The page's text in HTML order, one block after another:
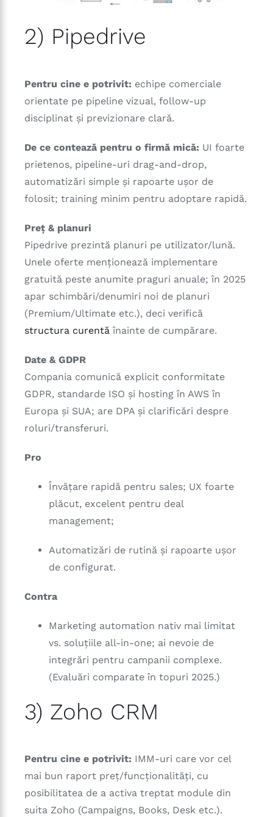
2) Pipedrive
Pentru cine e potrivit: echipe comerciale
orientate pe pipeline vizual, follow-up
disciplinat și previzionare clară.
De ce contează pentru o firmă mică: UI foarte
prietenos, pipeline-uri drag-and-drop,
automatizări simple și rapoarte ușor de
folosit; training minim pentru adoptare rapidă.
Preț & planuri
Pipedrive prezintă planuri pe utilizator/lună.
Unele oferte menționează implementare
gratuită peste anumite praguri anuale; în 2025
apar schimbări/denumiri noi de planuri
(Premium/Ultimate etc.), deci verifică
structura curentă înainte de cumpărare.
Date & GDPR
Compania comunică explicit conformitate
GDPR, standarde ISO și hosting în AWS în
Europa și SUA; are DPA și clarificări despre
roluri/transferuri.
Pro
Învățare rapidă pentru sales; UX foarte
plăcut, excelent pentru deal
management;
Automatizări de rutină și rapoarte ușor
de configurat.
Contra
Marketing automation nativ mai limitat
vs. soluțiile all-in-one; ai nevoie de
integrări pentru campanii complexe.
(Evaluări comparate în topuri 2025.)
3) Zoho CRM
Pentru cine e potrivit: IMM-uri care vor cel
mai bun raport preț/funcționalități, cu
posibilitatea de a activa treptat module din
suita Zoho (Campaigns, Books, Desk etc.).